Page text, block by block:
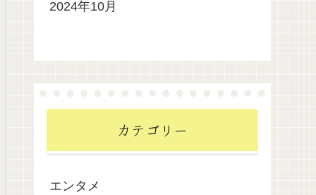
2024年10月
カテゴリー
エンタメ